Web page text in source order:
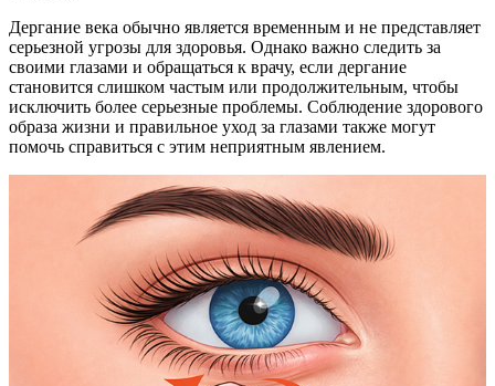
Дергание века обычно является временным и не представляет
серьезной угрозы для здоровья. Однако важно следить за
своими глазами и обращаться к врачу, если дергание
становится слишком частым или продолжительным, чтобы
исключить более серьезные проблемы. Соблюдение здорового
образа жизни и правильное уход за глазами также могут
помочь справиться с этим неприятным явлением.